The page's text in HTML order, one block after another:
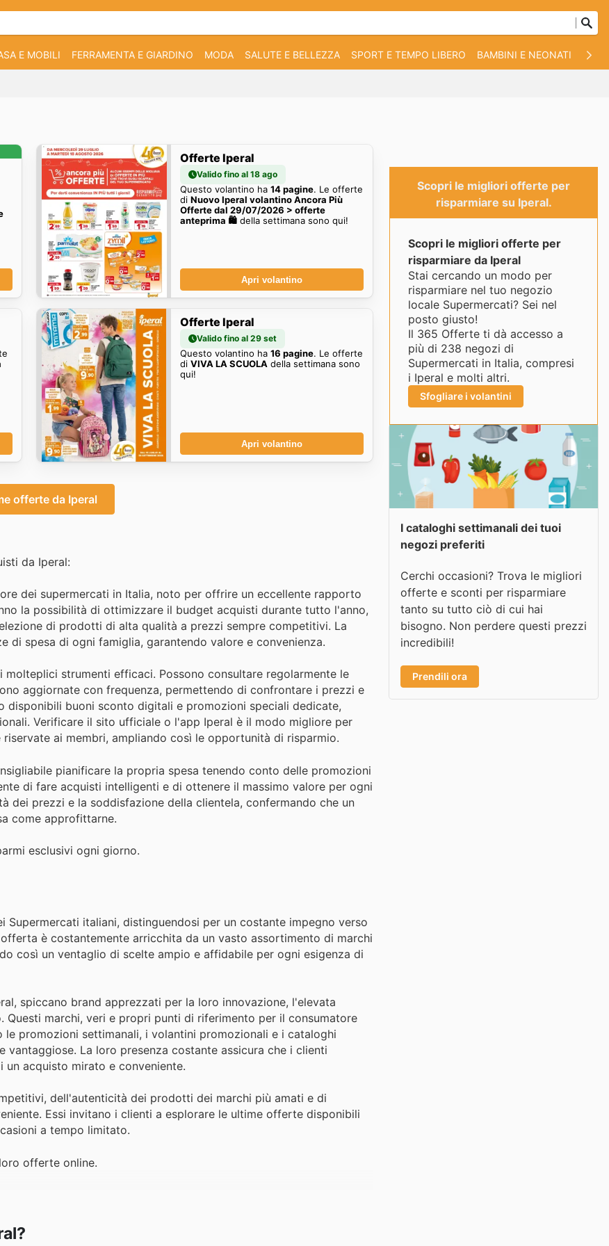
E MOBILI FERRAMENTA E GIARDINO MODA SALUTE E BELLEZZA SPORT E TEMPO LIBERO BAMBINI E NEONATI
Offerte Iperal
Valido fino al 18 ago
Questo volantino ha14 pagine. Le offerte
diNuovo Iperal volantino Ancora Più
Offerte dal 29/07/2026 > offerte
anteprima 🛍️ della settimana sono qui!
Apri volantino
Offerte Iperal
Valido fino al 29 set
Questo volantino ha16 pagine. Le offerte
diVIVA LA SCUOLA della settimana sono
qui!
Apri volantino
offerte da Iperal
da Iperal:
dei supermercati in Italia, noto per offrire un eccellente rapporto
la possibilità di ottimizzare il budget acquisti durante tutto l'anno,
di prodotti di alta qualità a prezzi sempre competitivi. La
di spesa di ogni famiglia, garantendo valore e convenienza.
strumenti efficaci. Possono consultare regolarmente le
aggiornate con frequenza, permettendo di confrontare i prezzi e
buoni sconto digitali e promozioni speciali dedicate,
Verificare il sito ufficiale o l'app Iperal è il modo migliore per
ai membri, ampliando così le opportunità di risparmio.
pianificare la propria spesa tenendo conto delle promozioni
di fare acquisti intelligenti e di ottenere il massimo valore per ogni
dei prezzi e la soddisfazione della clientela, confermando che un
come approfittarne.
esclusivi ogni giorno.
italiani, distinguendosi per un costante impegno verso
è costantemente arricchita da un vasto assortimento di marchi
così un ventaglio di scelte ampio e affidabile per ogni esigenza di
spiccano brand apprezzati per la loro innovazione, l'elevata
marchi, veri e propri punti di riferimento per il consumatore
promozioni settimanali, i volantini promozionali e i cataloghi
La loro presenza costante assicura che i clienti
acquisto mirato e conveniente.
dell'autenticità dei prodotti dei marchi più amati e di
Essi invitano i clienti a esplorare le ultime offerte disponibili
a tempo limitato.
offerte online.
Scopri le migliori offerte per
risparmiare su Iperal.
Scopri le migliori offerte per
risparmiare da Iperal
Stai cercando un modo per
risparmiare nel tuo negozio
locale Supermercati? Sei nel
posto giusto!
Il 365 Offerte ti dà accesso a
più di 238 negozi di
Supermercati in Italia, compresi
i Iperal e molti altri.
Sfogliare i volantini
I cataloghi settimanali dei tuoi
negozi preferiti
Cerchi occasioni? Trova le migliori
offerte e sconti per risparmiare
tanto su tutto ciò di cui hai
bisogno. Non perdere questi prezzi
incredibili!
Prendili ora